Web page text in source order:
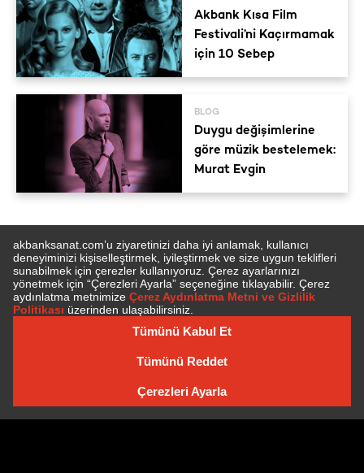
Akbank Kısa Film
Festivali’ni Kaçırmamak
için 10 Sebep
BLOG
Duygu değişimlerine
göre müzik bestelemek:
Murat Evgin